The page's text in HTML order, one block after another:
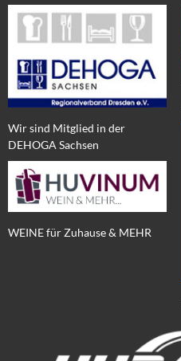
Wir sind Mitglied in der
DEHOGA Sachsen
WEINE für Zuhause & MEHR